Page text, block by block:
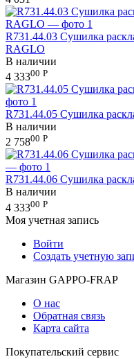
R731.44.03 Сушилка
RAGLO
В наличии
4 33300 Р
R731.44.05 Сушилка
В наличии
2 75800 Р
R731.44.06 Сушилка
В наличии
4 33300 Р
Моя учетная запись
Войти
Создать учетную
Магазин GAPPO-FRAP
О нас
Обратная связь
Карта сайта
Покупательский сервис